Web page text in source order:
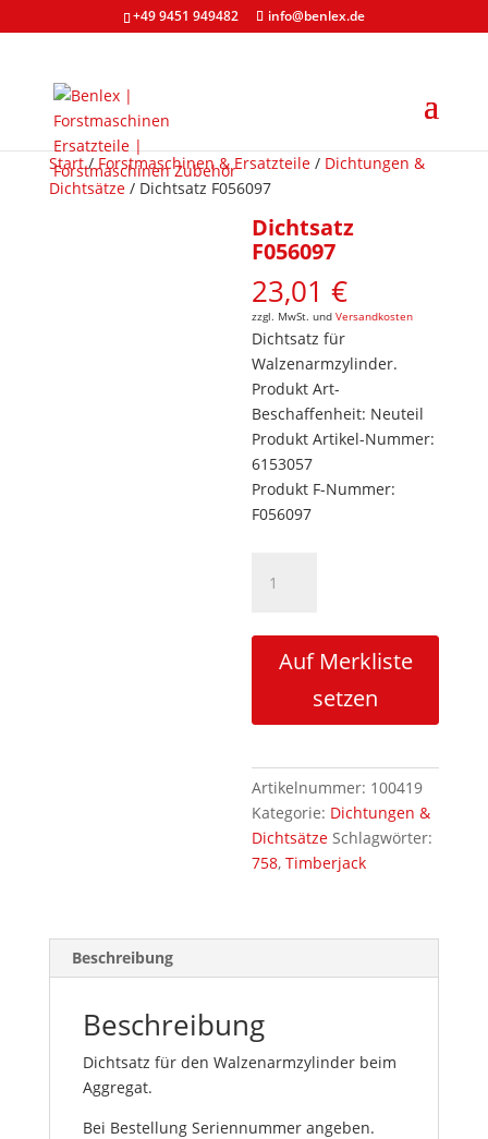
+49 9451 949482 info@benlex.de
Start/Forstmaschinen & Ersatzteile/ Dichtungen &
Dichtsätze/ Dichtsatz F056097
Dichtsatz
F056097
23,01€
zzgl. MwSt. undVersandkosten
Dichtsatz für
Walzenarmzylinder.
Produkt Art-
Beschaffenheit: Neuteil
Produkt Artikel-Nummer:
6153057
Produkt F-Nummer:
F056097
F056097
Auf Merkliste
setzen
Artikelnummer: 100419
Kategorie: Dichtungen &
Dichtsätze Schlagwörter:
758,Timberjack
Beschreibung
Beschreibung
Dichtsatz für den Walzenarmzylinder beim
Aggregat.
Bei Bestellung Seriennummer angeben.